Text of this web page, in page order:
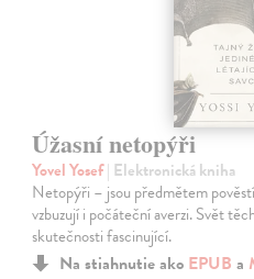
Úžasní netopýři
Yovel Yosef| Elektronická kniha
Netopýři – jsou předmětem pověstí
vzbuzují i počáteční averzi. Svět
skutečnosti fascinující.
Na stiahnutie ako EPUB a